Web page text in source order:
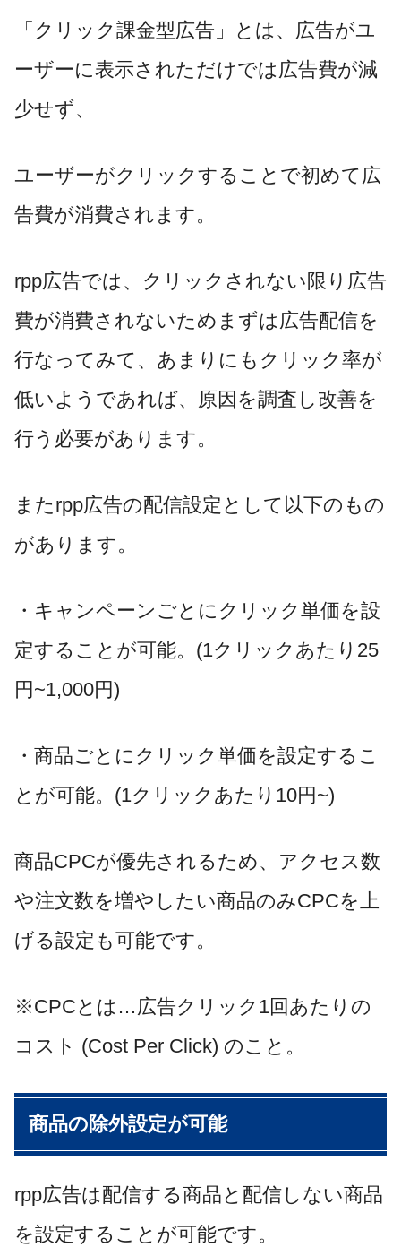
「クリック課金型広告」とは、広告がユ
ーザーに表示されただけでは広告費が減
少せず、
ユーザーがクリックすることで初めて広
告費が消費されます。
rpp広告では、クリックされない限り広告
費が消費されないためまずは広告配信を
行なってみて、あまりにもクリック率が
低いようであれば、原因を調査し改善を
行う必要があります。
また rpp広告の配信設定として以下のもの
があります。
・キャンペーンごとにクリック単価を設
定することが可能。 (1クリックあたり 25
円 ~1,000円)
・商品ごとにクリック単価を設定するこ
とが可能。 (1クリックあたり 10円 ~)
商品CPCが優先されるため、アクセス数
や注文数を増やしたい商品のみCPCを上
げる設定も可能です。
※CPCとは … 広告クリック 1回あたりの
コスト (Cost Per Click) のこと。
商品の除外設定が可能
rpp広告は配信する商品と配信しない商品
を設定することが可能です。